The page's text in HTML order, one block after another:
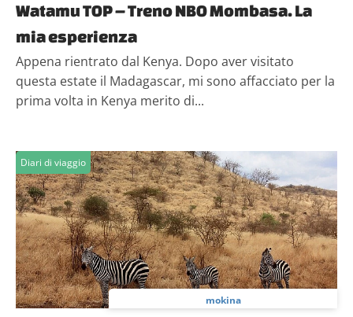
Watamu TOP – Treno NBO Mombasa. La
mia esperienza
Appena rientrato dal Kenya. Dopo aver visitato
questa estate il Madagascar, mi sono affacciato per la
prima volta in Kenya merito di...
Diari di viaggio
mokina